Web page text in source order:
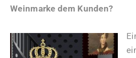
Weinmarke dem Kunden?